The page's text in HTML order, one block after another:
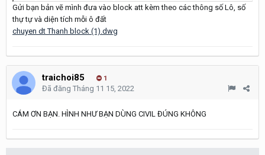
Gửi bạn bản vẽ mình đưa vào block att kèm theo các thông số Lô, số
thự tự và diện tích mỗi ô đất
chuyen dt Thanh block (1).dwg
traichoi85 1
Đã đăng Tháng 11 15, 2022
CÁM ƠN BẠN. HÌNH NHƯ BẠN DÙNG CIVIL ĐÚNG KHÔNG